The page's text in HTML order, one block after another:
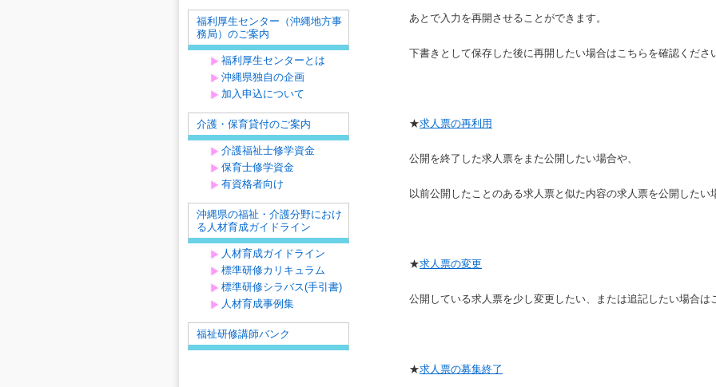
あとで入力を再開させることができます。
下書きとして保存した後に再開したい場合はこちらを確認くださ
★求人票の再利用
公開を終了した求人票をまた公開したい場合や、
以前公開したことのある求人票と似た内容の求人票を公開したい
★求人票の変更
公開している求人票を少し変更したい、または追記したい場合は
★求人票の募集終了
福利厚生センター（沖縄地方事
務局）のご案内
福利厚生センターとは
沖縄県独自の企画
加入申込について
介護・保育貸付のご案内
介護福祉士修学資金
保育士修学資金
有資格者向け
沖縄県の福祉・介護分野におけ
る人材育成ガイドライン
人材育成ガイドライン
標準研修カリキュラム
標準研修シラバス(手引書)
人材育成事例集
福祉研修講師バンク